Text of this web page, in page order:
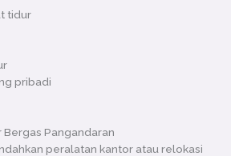
tidur
pribadi
Bergas Pangandaran
peralatan kantor atau relokasi